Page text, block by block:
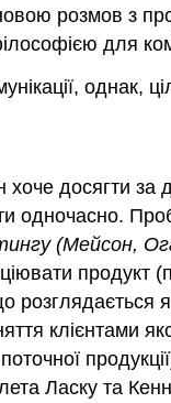
розмов з
для
однак,
досягти
одночасно.
(Мейсон,
продукт
клієнтами
Ласку та